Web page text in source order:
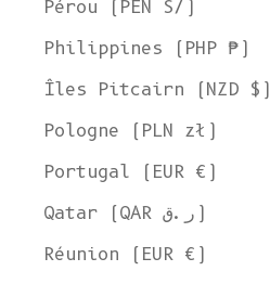
Pérou (PEN S/)
Philippines (PHP ₱)
Îles Pitcairn (NZD $)
Pologne (PLN zł)
Portugal (EUR €)
Qatar (QAR ر.ق)
Réunion (EUR €)